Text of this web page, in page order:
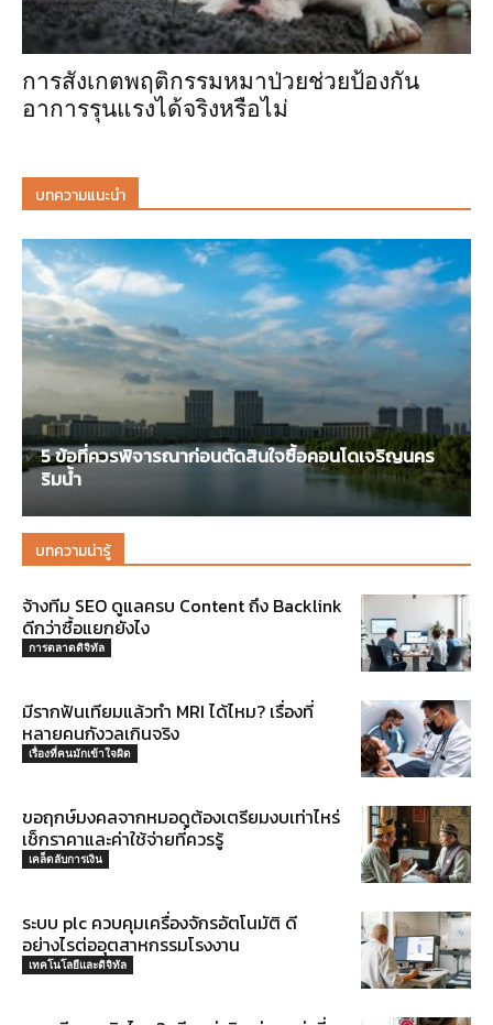
การสังเกตพฤติกรรมหมาป่วยช่วยป้องกัน
อาการรุนแรงได้จริงหรือไม่
บทความแนะนำ
5 ข้อที่ควรพิจารณาก่อนตัดสินใจซื้อคอนโดเจริญนคร
ริมน้ำ
บทความน่ารู้
จ้างทีม SEO ดูแลครบ Content ถึง Backlink
ดีกว่าซื้อแยกยังไง
การตลาดดิจิทัล
มีรากฟันเทียมแล้วทำ MRI ได้ไหม? เรื่องที่
หลายคนกังวลเกินจริง
เรื่องที่คนมักเข้าใจผิด
ขอฤกษ์มงคลจากหมอดูต้องเตรียมงบเท่าไหร่
เช็กราคาและค่าใช้จ่ายที่ควรรู้
เคล็ดลับการเงิน
ระบบ plc ควบคุมเครื่องจักรอัตโนมัติ ดี
อย่างไรต่ออุตสาหกรรมโรงงาน
เทคโนโลยีและดิจิทัล